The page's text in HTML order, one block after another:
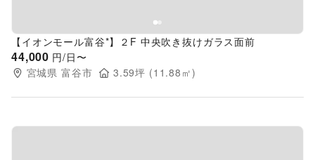
【イオンモール富谷*】２F 中央吹き抜けガラス面前
44,000 円/日〜
宮城県 富谷市 3.59坪 (11.88 ㎡)